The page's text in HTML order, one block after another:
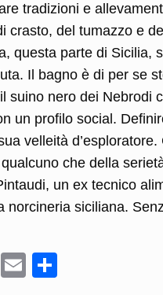
tradizioni e
crasto, del tumazzo e
questa parte di
Il bagno è di per se
suino nero dei Nebrodi
un profilo social.
velleità
che della
un ex tecnico
norcineria siciliana.
Tumblr
Email